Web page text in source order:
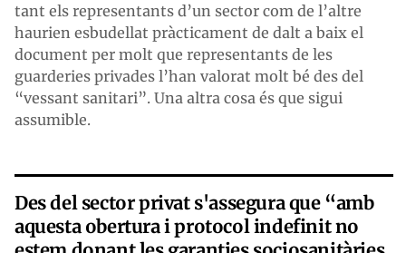
tant els representants d’un sector com de l’altre
haurien esbudellat pràcticament de dalt a baix el
document per molt que representants de les
guarderies privades l’han valorat molt bé des del
“vessant sanitari”. Una altra cosa és que sigui
assumible.
Des del sector privat s'assegura que “amb
aquesta obertura i protocol indefinit no